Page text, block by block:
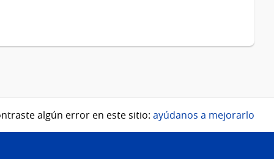
algún error en este sitio: ayúdanos a mejorarlo